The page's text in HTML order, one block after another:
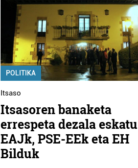
POLITIKA
Itsaso
Itsasoren banaketa
errespeta dezala
EAJk, PSE-EEk eta EH
Bilduk